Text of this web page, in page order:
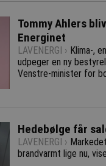
Tommy Ahlers
Energinet
LAVENERGI › Klima-,
udpeger en ny
Venstre-minister for
Hedebølge får
LAVENERGI ›
brandvarmt lige nu,